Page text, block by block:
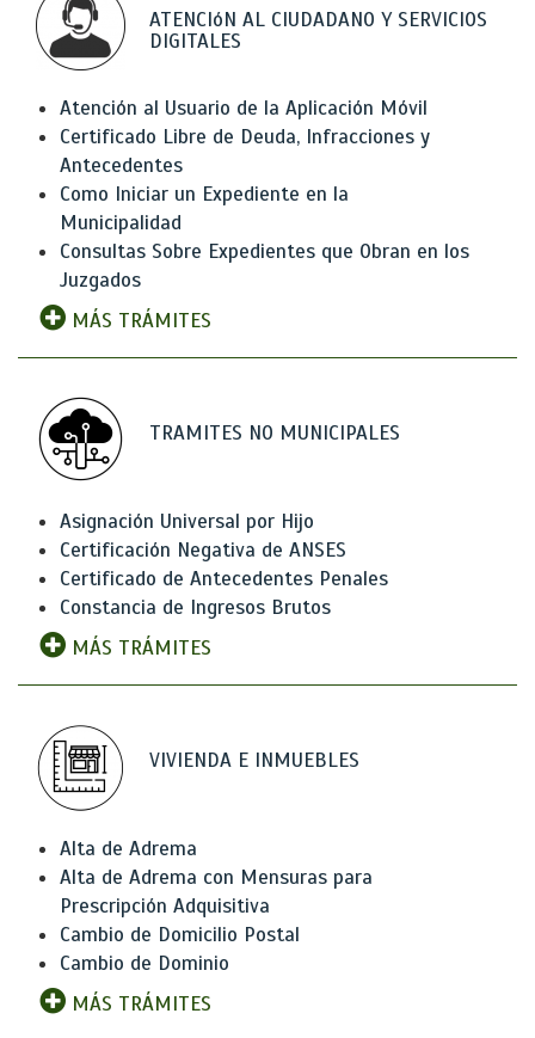
ATENCIóN AL CIUDADANO Y SERVICIOS
DIGITALES
Atención al Usuario de la Aplicación Móvil
Certificado Libre de Deuda, Infracciones y
Antecedentes
Como Iniciar un Expediente en la
Municipalidad
Consultas Sobre Expedientes que Obran en los
Juzgados
MÁS TRÁMITES
TRAMITES NO MUNICIPALES
Asignación Universal por Hijo
Certificación Negativa de ANSES
Certificado de Antecedentes Penales
Constancia de Ingresos Brutos
MÁS TRÁMITES
VIVIENDA E INMUEBLES
Alta de Adrema
Alta de Adrema con Mensuras para
Prescripción Adquisitiva
Cambio de Domicilio Postal
Cambio de Dominio
MÁS TRÁMITES